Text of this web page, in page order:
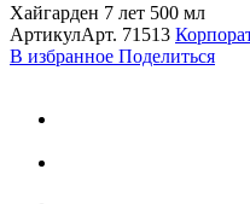
Хайгарден 7 лет 500 мл
АртикулАрт. 71513
В избранное Поделиться